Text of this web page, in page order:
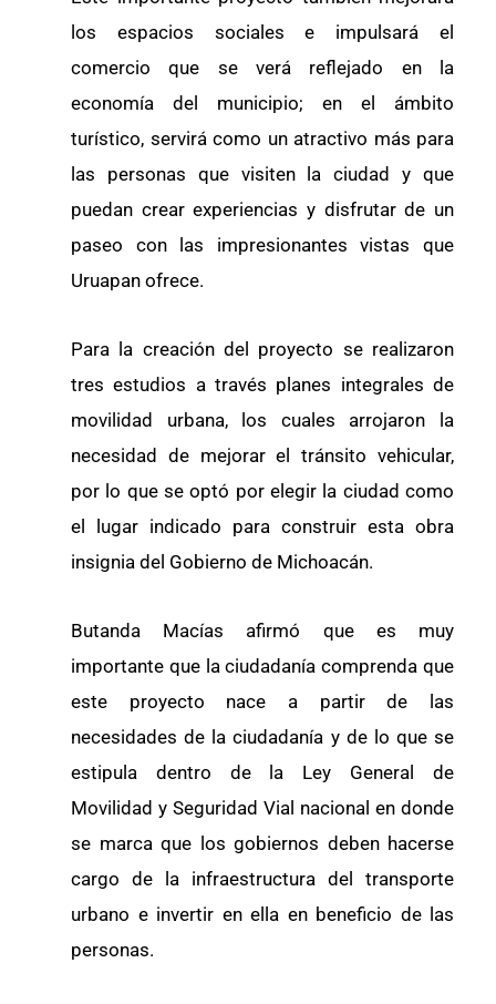
los espacios sociales e impulsará el
comercio que se verá reflejado en la
economía del municipio; en el ámbito
turístico, servirá como un atractivo más para
las personas que visiten la ciudad y que
puedan crear experiencias y disfrutar de un
paseo con las impresionantes vistas que
Uruapan ofrece.
Para la creación del proyecto se realizaron
tres estudios a través planes integrales de
movilidad urbana, los cuales arrojaron la
necesidad de mejorar el tránsito vehicular,
por lo que se optó por elegir la ciudad como
el lugar indicado para construir esta obra
insignia del Gobierno de Michoacán.
Butanda Macías afirmó que es muy
importante que la ciudadanía comprenda que
este proyecto nace a partir de las
necesidades de la ciudadanía y de lo que se
estipula dentro de la Ley General de
Movilidad y Seguridad Vial nacional en donde
se marca que los gobiernos deben hacerse
cargo de la infraestructura del transporte
urbano e invertir en ella en beneficio de las
personas.